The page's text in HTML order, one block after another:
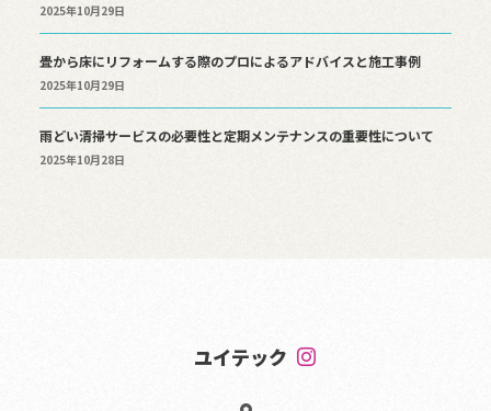
2025年10月29日
畳から床にリフォームする際のプロによるアドバイスと施工事例
2025年10月29日
雨どい清掃サービスの必要性と定期メンテナンスの重要性について
2025年10月28日
ユイテック